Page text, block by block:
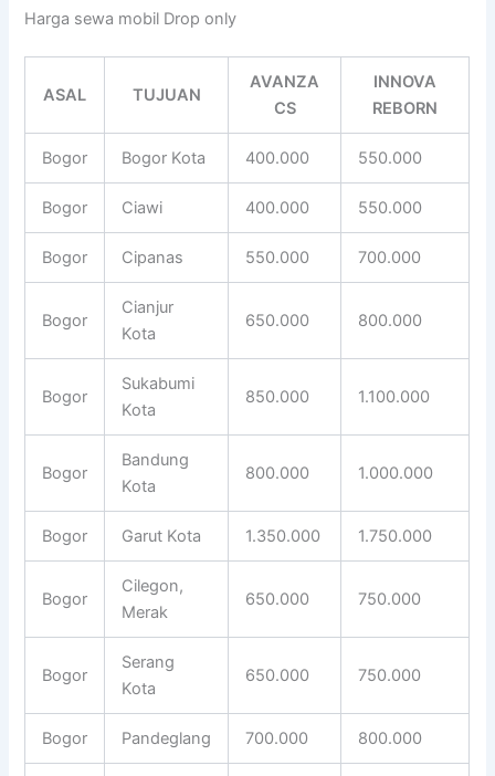
Harga sewa mobil Drop only
ASAL TUJUAN
AVANZA
CS
INNOVA
REBORN
Bogor Bogor Kota 400.000 550.000
Bogor Ciawi 400.000 550.000
Bogor Cipanas 550.000 700.000
Bogor
Cianjur
Kota
650.000 800.000
Bogor
Sukabumi
Kota
850.000 1.100.000
Bogor
Bandung
Kota
800.000 1.000.000
Bogor Garut Kota 1.350.000 1.750.000
Bogor
Cilegon,
Merak
650.000 750.000
Bogor
Serang
Kota
650.000 750.000
Bogor Pandeglang 700.000 800.000